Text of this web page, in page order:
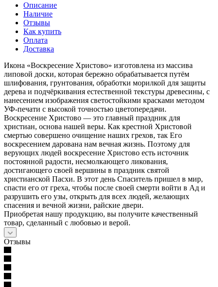
Описание
Наличие
Отзывы
Как купить
Оплата
Доставка
Икона «Воскресение Христово» изготовлена из массива
липовой доски, которая бережно обрабатывается путём
шлифования, грунтования, обработки морилкой для защиты
дерева и подчёркивания естественной текстуры древесины, с
нанесением изображения светостойкими красками методом
УФ-печати с высокой точностью цветопередачи.
Воскресение Христово — это главный праздник для
христиан, основа нашей веры. Как крестной Христовой
смертью совершено очищение наших грехов, так Его
воскресением дарована нам вечная жизнь. Поэтому для
верующих людей воскресение Христово есть источник
постоянной радости, несмолкающего ликования,
достигающего своей вершины в праздник святой
христианской Пасхи. В этот день Спаситель пришел в мир,
спасти его от греха, чтобы после своей смерти войти в Ад и
разрушить его узы, открыть для всех людей, желающих
спасения и вечной жизни, райские двери.
Приобретая нашу продукцию, вы получите качественный
товар, сделанный с любовью и верой.
Отзывы